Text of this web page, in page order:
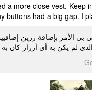
a more close vest. Keep
buttons had a big gap. I
بي الأمر بإضافة زرين